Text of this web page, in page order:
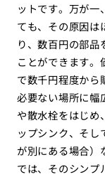
ットです。万が一
ても、その原因は
り、数百円の部
ことができます
で数千円程度から
必要ない場所に幅
や散水栓をはじめ
ップシンク、そ
が別にある場合）
では、そのシンプ